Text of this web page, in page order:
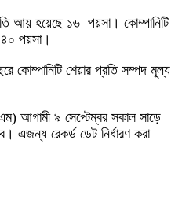
আয় হয়েছে ১৬ পয়সা। কোম্পানিটি
পয়সা।
কোম্পানিটি শেয়ার প্রতি সম্পদ মূল্য
আগামী ৯ সেপ্টেম্বর সকাল সাড়ে
এজন্য রেকর্ড ডেট নির্ধারণ করা